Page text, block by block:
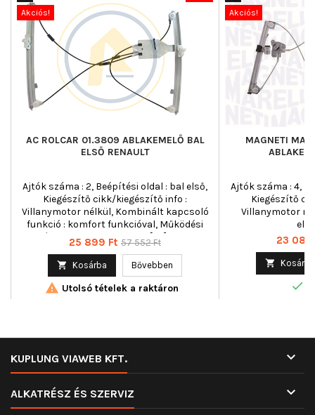
Akciós!
AC ROLCAR 01.3809 ABLAKEMELŐ BAL
ELSŐ RENAULT
Ajtók száma : 2, Beépítési oldal : bal első,
Kiegészítő cikk/kiegészítő info :
Villanymotor nélkül, Kombinált kapcsoló
funkció : komfort funkcióval, Működési
mód : elektromos, Tömeg [kg] : 1,300
Ár
25 899 Ft Normál
57 552 Ft
 Kosárba Bővebben
 Utolsó tételek a raktáron
Akciós!
MAGNETI
Ajtók száma : 4,
Kiegészítő
Villanymotor
Ár
23 087
 Kosárba

KUPLUNG VIAWEB KFT. 
ALKATRÉSZ ÉS SZERVIZ 